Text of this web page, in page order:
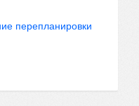
перепланировки